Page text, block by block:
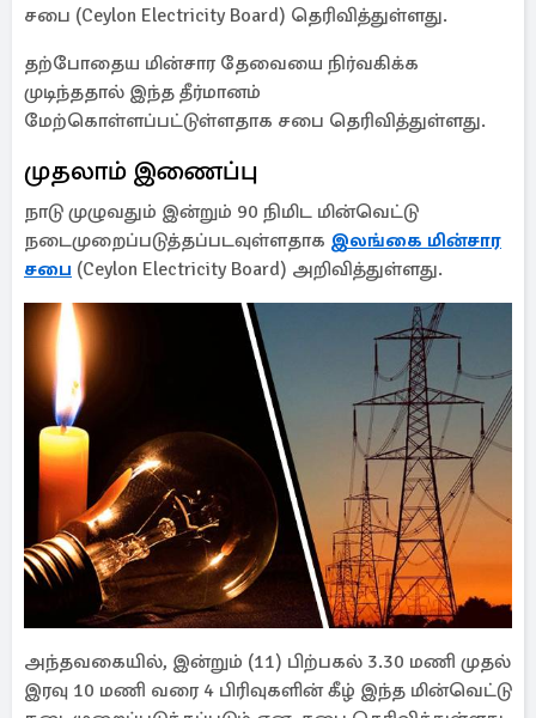
சபை (Ceylon Electricity Board) தெரிவித்துள்ளது.
தற்போதைய மின்சார தேவையை நிர்வகிக்க
முடிந்ததால் இந்த தீர்மானம்
மேற்கொள்ளப்பட்டுள்ளதாக சபை தெரிவித்துள்ளது.
முதலாம் இணைப்பு
நாடு முழுவதும் இன்றும் 90 நிமிட மின்வெட்டு
நடைமுறைப்படுத்தப்படவுள்ளதாக இலங்கை மின்சார
சபை (Ceylon Electricity Board) அறிவித்துள்ளது.
அந்தவகையில், இன்றும் (11) பிற்பகல் 3.30 மணி முதல்
இரவு 10 மணி வரை 4 பிரிவுகளின் கீழ் இந்த மின்வெட்டு